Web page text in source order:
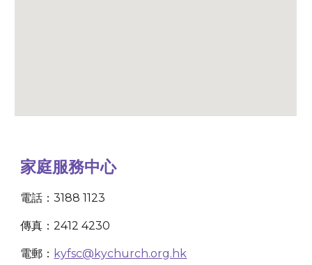
家庭服務中心
電話：3188 1123
傳真：2412 4230
電郵： kyfsc@kychurch.org.hk